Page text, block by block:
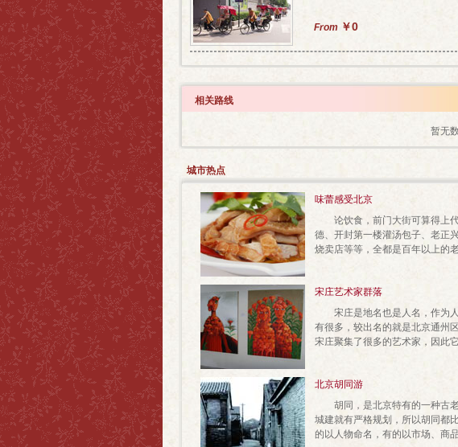
From ￥0
相关路线
暂无
城市热点
味蕾感受北京
论饮食，前门大街可算得上代
德、开封第一楼灌汤包子、老正
烧卖店等等，全都是百年以上的老
宋庄艺术家群落
宋庄是地名也是人名，作为人
有很多，较出名的就是北京通州
宋庄聚集了很多的艺术家，因此
北京胡同游
胡同，是北京特有的一种古老
城建就有严格规划，所以胡同都
的以人物命名，有的以市场、